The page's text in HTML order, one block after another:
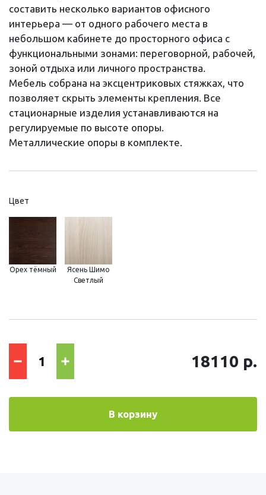
составить несколько вариантов офисного
интерьера — от одного рабочего места в
небольшом кабинете до просторного офиса с
функциональными зонами: переговорной, рабочей,
зоной отдыха или личного пространства.
Мебель собрана на эксцентриковых стяжках, что
позволяет скрыть элементы крепления. Все
стационарные изделия устанавливаются на
регулируемые по высоте опоры.
Металлические опоры в комплекте.
Цвет
Орех тёмный
Ясень Шимо
Светлый
18110 р.
В корзину